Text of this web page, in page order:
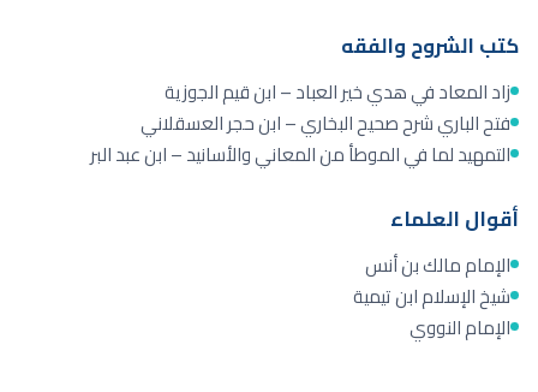
كتب الشروح والفقه
زاد المعاد في هدي خير العباد – ابن قيم الجوزية
فتح الباري شرح صحيح البخاري – ابن حجر العسقلاني
التمهيد لما في الموطأ من المعاني والأسانيد – ابن عبد البر
أقوال العلماء
الإمام مالك بن أنس
شيخ الإسلام ابن تيمية
الإمام النووي